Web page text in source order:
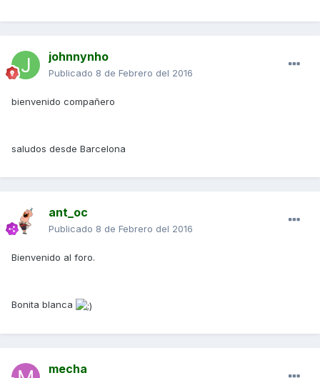
johnnynho
Publicado 8 de Febrero del 2016
bienvenido compañero
saludos desde Barcelona
ant_oc
Publicado 8 de Febrero del 2016
Bienvenido al foro.
Bonita blanca
mecha